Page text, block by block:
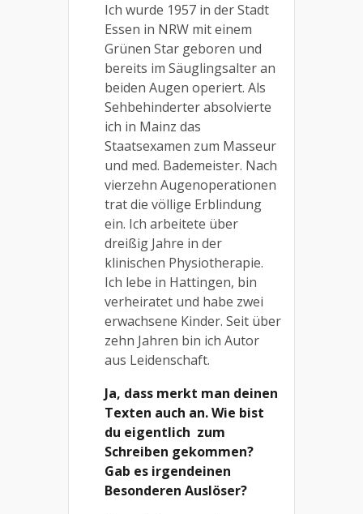
Ich wurde 1957 in der Stadt
Essen in NRW mit einem
Grünen Star geboren und
bereits im Säuglingsalter an
beiden Augen operiert. Als
Sehbehinderter absolvierte
ich in Mainz das
Staatsexamen zum Masseur
und med. Bademeister. Nach
vierzehn Augenoperationen
trat die völlige Erblindung
ein. Ich arbeitete über
dreißig Jahre in der
klinischen Physiotherapie.
Ich lebe in Hattingen, bin
verheiratet und habe zwei
erwachsene Kinder. Seit über
zehn Jahren bin ich Autor
aus Leidenschaft.
Ja, dass merkt man deinen
Texten auch an. Wie bist
du eigentlich zum
Schreiben gekommen?
Gab es irgendeinen
Besonderen Auslöser?